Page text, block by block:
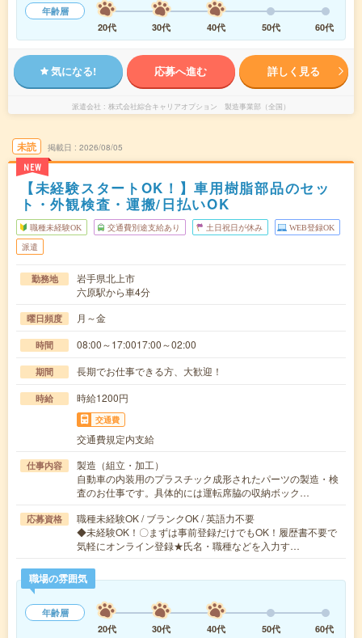
年齢層
20代
30代 40代 50代 60代
気になる! 応募へ進む 詳しく見る
派遣会社 株式会社綜合キャリアオプション 製造事業部（全国）
未読
NEW
掲載日 2026/08/05
【未経験スタートOK！】車用樹脂部品のセッ
ト・外観検査・運搬/日払いOK
職種未経験OK 交通費別途支給あり 土日祝日が休み WEB登録OK
派遣
勤務地
岩手県北上市
六原駅から車4分
曜日頻度 月～金
時間 08:00～17:0017:00～02:00
期間 長期でお仕事できる方、大歓迎！
時給 時給1200円
交通費
交通費規定内支給
仕事内容
製造（組立・加工）
自動車の内装用のプラスチック成形されたパーツの製造・検
査のお仕事です。具体的には運転席脇の収納ボック…
応募資格
職種未経験OK / ブランクOK / 英語力不要
◆未経験OK！〇まずは事前登録だけでもOK！履歴書不要で
気軽にオンライン登録★氏名・職種などを入力す…
職場の雰囲気
年齢層
20代
30代 40代 50代 60代